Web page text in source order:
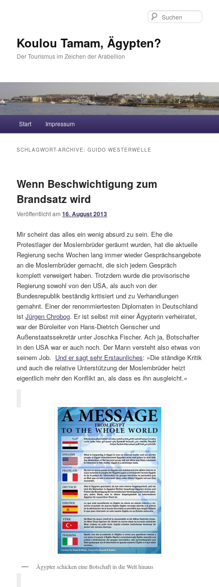
Koulou Tamam, Ägypten?
Der Tourismus im Zeichen der Arabellion
Zum Inhalt wechseln
Zum sekundären Inhalt wechseln
Start Impressum
SCHLAGWORT-ARCHIVE:GUIDO WESTERWELLE
Wenn Beschwichtigung zum
Brandsatz wird
Veröffentlicht am16. August 2013
Mir scheint das alles ein wenig absurd zu sein. Ehe die
Protestlager der Moslembrüder geräumt wurden, hat die aktuelle
Regierung sechs Wochen lang immer wieder Gesprächsangebote
an die Moslembrüder gemacht, die sich jedem Gespräch
komplett verweigert haben. Trotzdem wurde die provisorische
Regierung sowohl von den USA, als auch von der
Bundesrepublik beständig kritisiert und zu Verhandlungen
gemahnt. Einer der renommiertesten Diplomaten in Deutschland
istJürgen Chrobog. Er ist selbst mit einer Ägypterin verheiratet,
war der Büroleiter von Hans-Dietrich Genscher und
Außenstaatssekretär unter Joschka Fischer. Ach ja, Botschafter
in den USA war er auch noch. Der Mann versteht also etwas von
seinem Job. Und er sagt sehr Erstaunliches: »Die ständige Kritik
und auch die relative Unterstützung der Moslembrüder heizt
eigentlich mehr den Konflikt an, als dass es ihn ausgleicht.«
Ägypter schicken eine Botschaft in die Welt hinaus